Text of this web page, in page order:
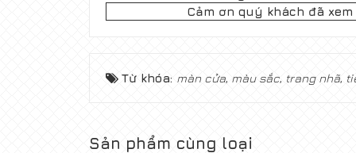
Cảm ơn quý khách đã
Từ khóa: màn cửa, màu sắc, trang nhã,
Sản phẩm cùng loại